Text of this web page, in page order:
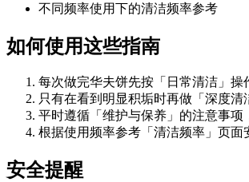
不同频率使用下的清洁频率参考
如何使用这些指南
每次做完华夫饼先按「日常清洁」操
只有在看到明显积垢时再做「深度清
平时遵循「维护与保养」的注意事项
根据使用频率参考「清洁频率」页面
安全提醒